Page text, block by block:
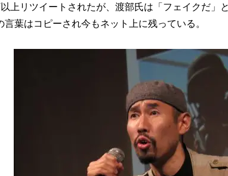
上リツイートされたが、渡部氏は「フェイクだ」
言葉はコピーされ今もネット上に残っている。